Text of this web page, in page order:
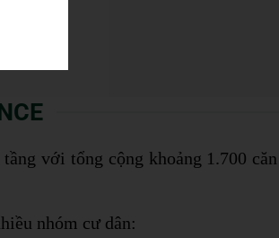
với tổng cộng khoảng 1.700
nhóm cư dân: